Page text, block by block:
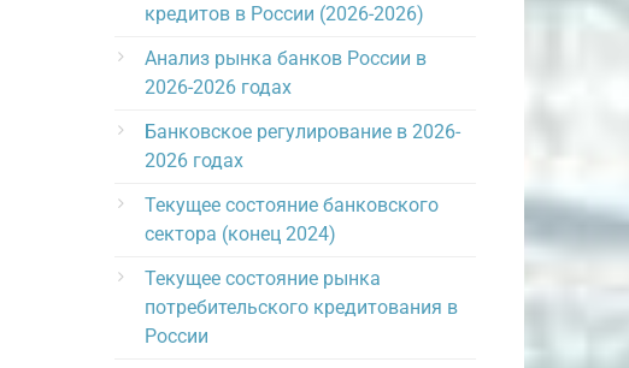
кредитов в России (2026-2026)
Анализ рынка банков России в
2026-2026 годах
Банковское регулирование в 2026-
2026 годах
Текущее состояние банковского
сектора (конец 2024)
Текущее состояние рынка
потребительского кредитования в
России